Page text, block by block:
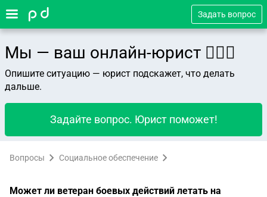
Задать вопрос
Мы — ваш онлайн-юрист 👨🏻‍⚖️
Опишите ситуацию — юрист подскажет, что делать
дальше.
Задайте вопрос. Юрист поможет!
Вопросы Социальное обеспечение
Может ли ветеран боевых действий летать на